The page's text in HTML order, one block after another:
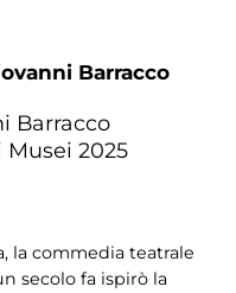
Barracco
Barracco
2025
la commedia teatrale
secolo fa ispirò la